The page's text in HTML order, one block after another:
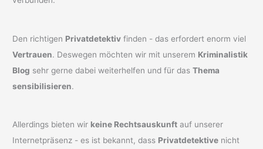
Den richtigen Privatdetektiv finden - das erfordert enorm viel
Vertrauen. Deswegen möchten wir mit unserem Kriminalistik
Blog sehr gerne dabei weiterhelfen und für dasThema
sensibilisieren.
Allerdings bieten wir keine Rechtsauskunft auf unserer
Internetpräsenz - es ist bekannt, dass Privatdetektive nicht